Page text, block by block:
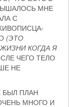
МНЕ
С
(ЭТО
КОГДА Я
ЧЕГО ТЕЛО
НЕ
ПЛАН
МНОГО И